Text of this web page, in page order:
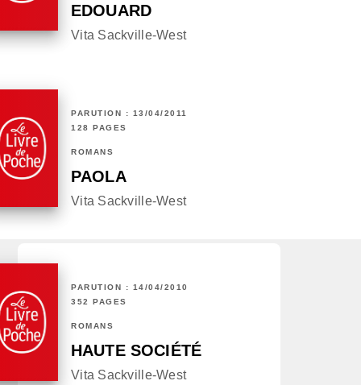
EDOUARD
Vita Sackville-West
PARUTION : 13/04/2011
128 PAGES
ROMANS
PAOLA
Vita Sackville-West
PARUTION : 14/04/2010
352 PAGES
ROMANS
HAUTE SOCIÉTÉ
Vita Sackville-West